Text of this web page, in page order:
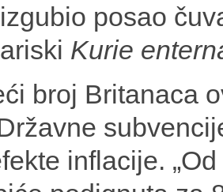
posao
Kurie
broj Britanaca
inflacije.